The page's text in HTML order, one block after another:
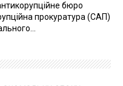
бюро
прокуратура (САП)